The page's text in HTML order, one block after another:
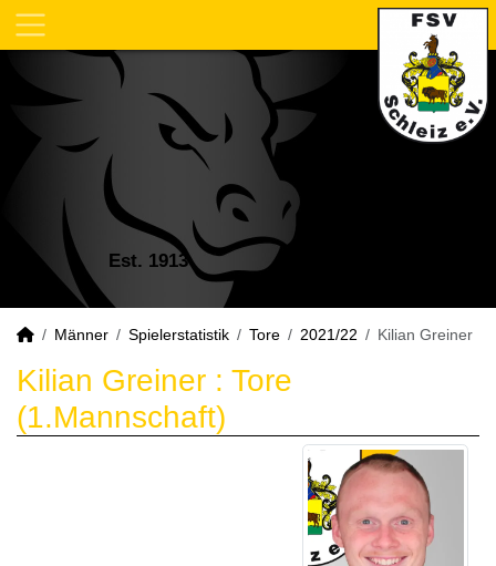
Est. 1913
Männer Spielerstatistik Tore 2021/22 Kilian Greiner
Kilian Greiner : Tore
(1.Mannschaft)